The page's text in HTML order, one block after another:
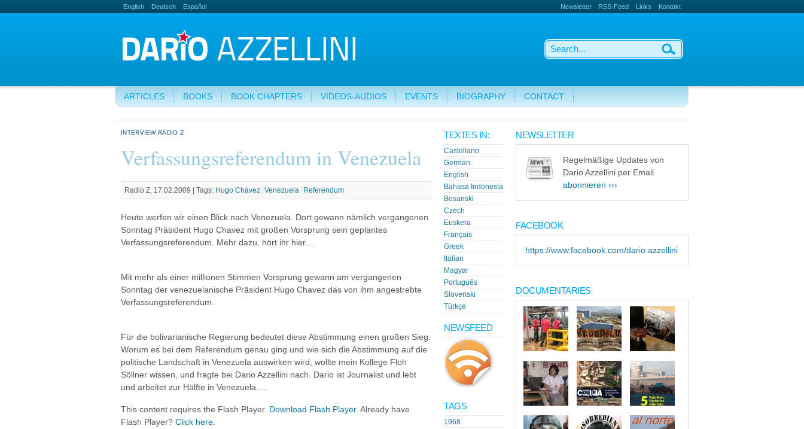
English Deutsch Español Newsletter RSS-Feed Links Kontakt
ARTICLES BOOKS BOOK CHAPTERS VIDEOS-AUDIOS EVENTS BIOGRAPHY CONTACT
INTERVIEW RADIO Z
Verfassungsreferendum in Venezuela
Radio Z, 17.02.2009 | Tags: Hugo Chávez Venezuela Referendum
Heute werfen wir einen Blick nach Venezuela. Dort gewann nämlich vergangenen
Sonntag Präsident Hugo Chavez mit großen Vorsprung sein geplantes
Verfassungsreferendum. Mehr dazu, hört ihr hier....
Mit mehr als einer millionen Stimmen Vorsprung gewann am vergangenen
Sonntag der venezuelanische Präsident Hugo Chavez das von ihm angestrebte
Verfassungsreferendum.
Für die bolivarianische Regierung bedeutet diese Abstimmung einen großen Sieg.
Worum es bei dem Referendum genau ging und wie sich die Abstimmung auf die
politische Landschaft in Venezuela auswirken wird, wollte mein Kollege Floh
Söllner wissen, und fragte bei Dario Azzellini nach. Dario ist Journalist und lebt
und arbeitet zur Hälfte in Venezuela.....
This content requires the Flash Player. Download Flash Player. Already have
Flash Player? Click here.
TEXTES IN:
Castellano
German
English
Bahasa Indonesia
Bosanski
Czech
Euskera
Français
Greek
Italian
Magyar
Português
Slovenski
Türkçe
NEWSFEED
TAGS
1968
NEWSLETTER
Regelmäßige Updates von
Dario Azzellini per Email
abonnieren ›››
FACEBOOK
https://www.facebook.com/dario.azzellini
DOCUMENTARIES